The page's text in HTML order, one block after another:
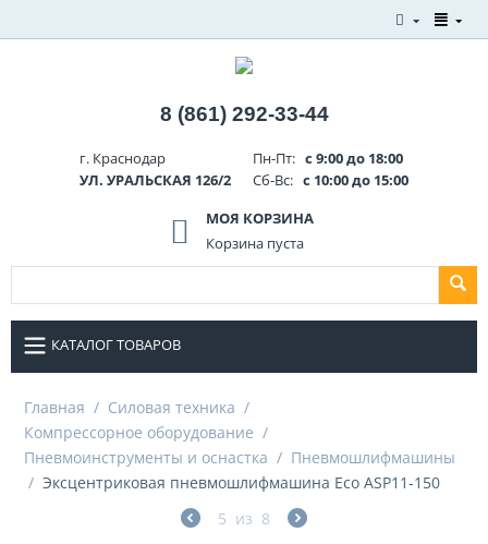
8 (861) 292-33-44
г. Краснодар
УЛ. УРАЛЬСКАЯ 126/2
Пн-Пт: с 9:00 до 18:00
Сб-Вс: с 10:00 до 15:00
МОЯ КОРЗИНА
Корзина пуста
КАТАЛОГ ТОВАРОВ
Главная / Силовая техника /
Компрессорное оборудование /
Пневмоинструменты и оснастка / Пневмошлифмашины
/ Эксцентриковая пневмошлифмашина Eco ASP11-150
5 из 8